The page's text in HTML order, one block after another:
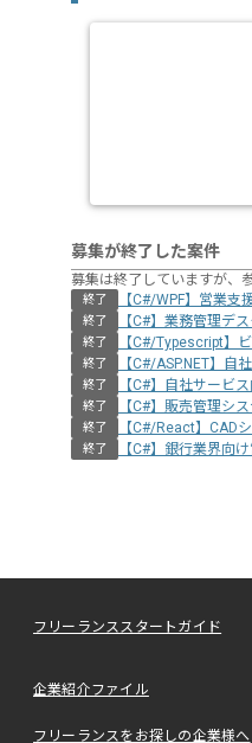
募集が終了した案件
募集は終了していますが、
終了 【C#/WPF】営業支
終了 【C#】業務管理デ
終了 【C#/Typescript】
終了 【C#/ASP.NET】自
終了 【C#】自社サービ
終了 【C#】販売管理シ
終了 【C#/React】CAD
終了 【C#】銀行業界向
フリーランススタートガイド
企業紹介ファイル
フリーランスをお探しの企業様へ